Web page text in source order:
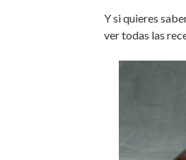
Y si quieres
ver todas las